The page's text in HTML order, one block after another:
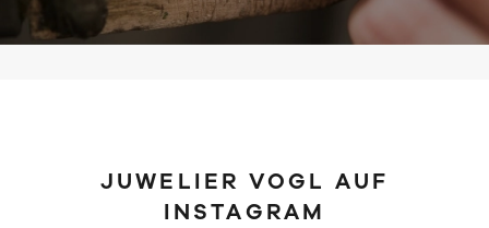
JUWELIER VOGL AUF
INSTAGRAM